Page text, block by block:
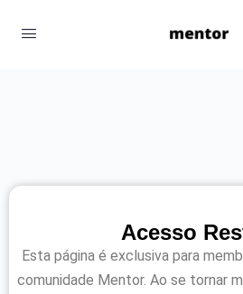
Acesso
Esta página é exclusiva para
comunidade Mentor. Ao se tornar